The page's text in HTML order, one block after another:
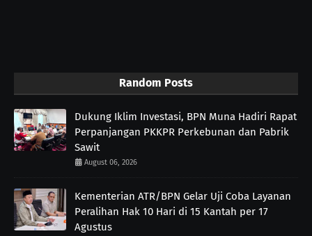
Random Posts
Dukung Iklim Investasi, BPN Muna Hadiri Rapat
Perpanjangan PKKPR Perkebunan dan Pabrik
Sawit
August 06, 2026
Kementerian ATR/BPN Gelar Uji Coba Layanan
Peralihan Hak 10 Hari di 15 Kantah per 17
Agustus